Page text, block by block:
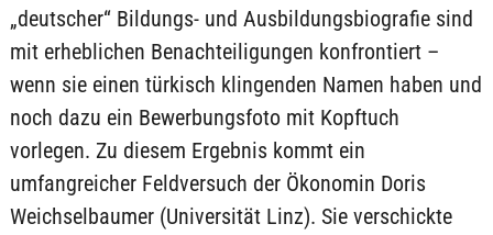
„deutscher“ Bildungs- und Ausbildungsbiografie sind
mit erheblichen Benachteiligungen konfrontiert –
wenn sie einen türkisch klingenden Namen haben und
noch dazu ein Bewerbungsfoto mit Kopftuch
vorlegen. Zu diesem Ergebnis kommt ein
umfangreicher Feldversuch der Ökonomin Doris
Weichselbaumer (Universität Linz). Sie verschickte